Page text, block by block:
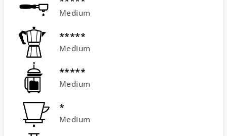
Medium
*****
Medium
*****
Medium
*
Medium